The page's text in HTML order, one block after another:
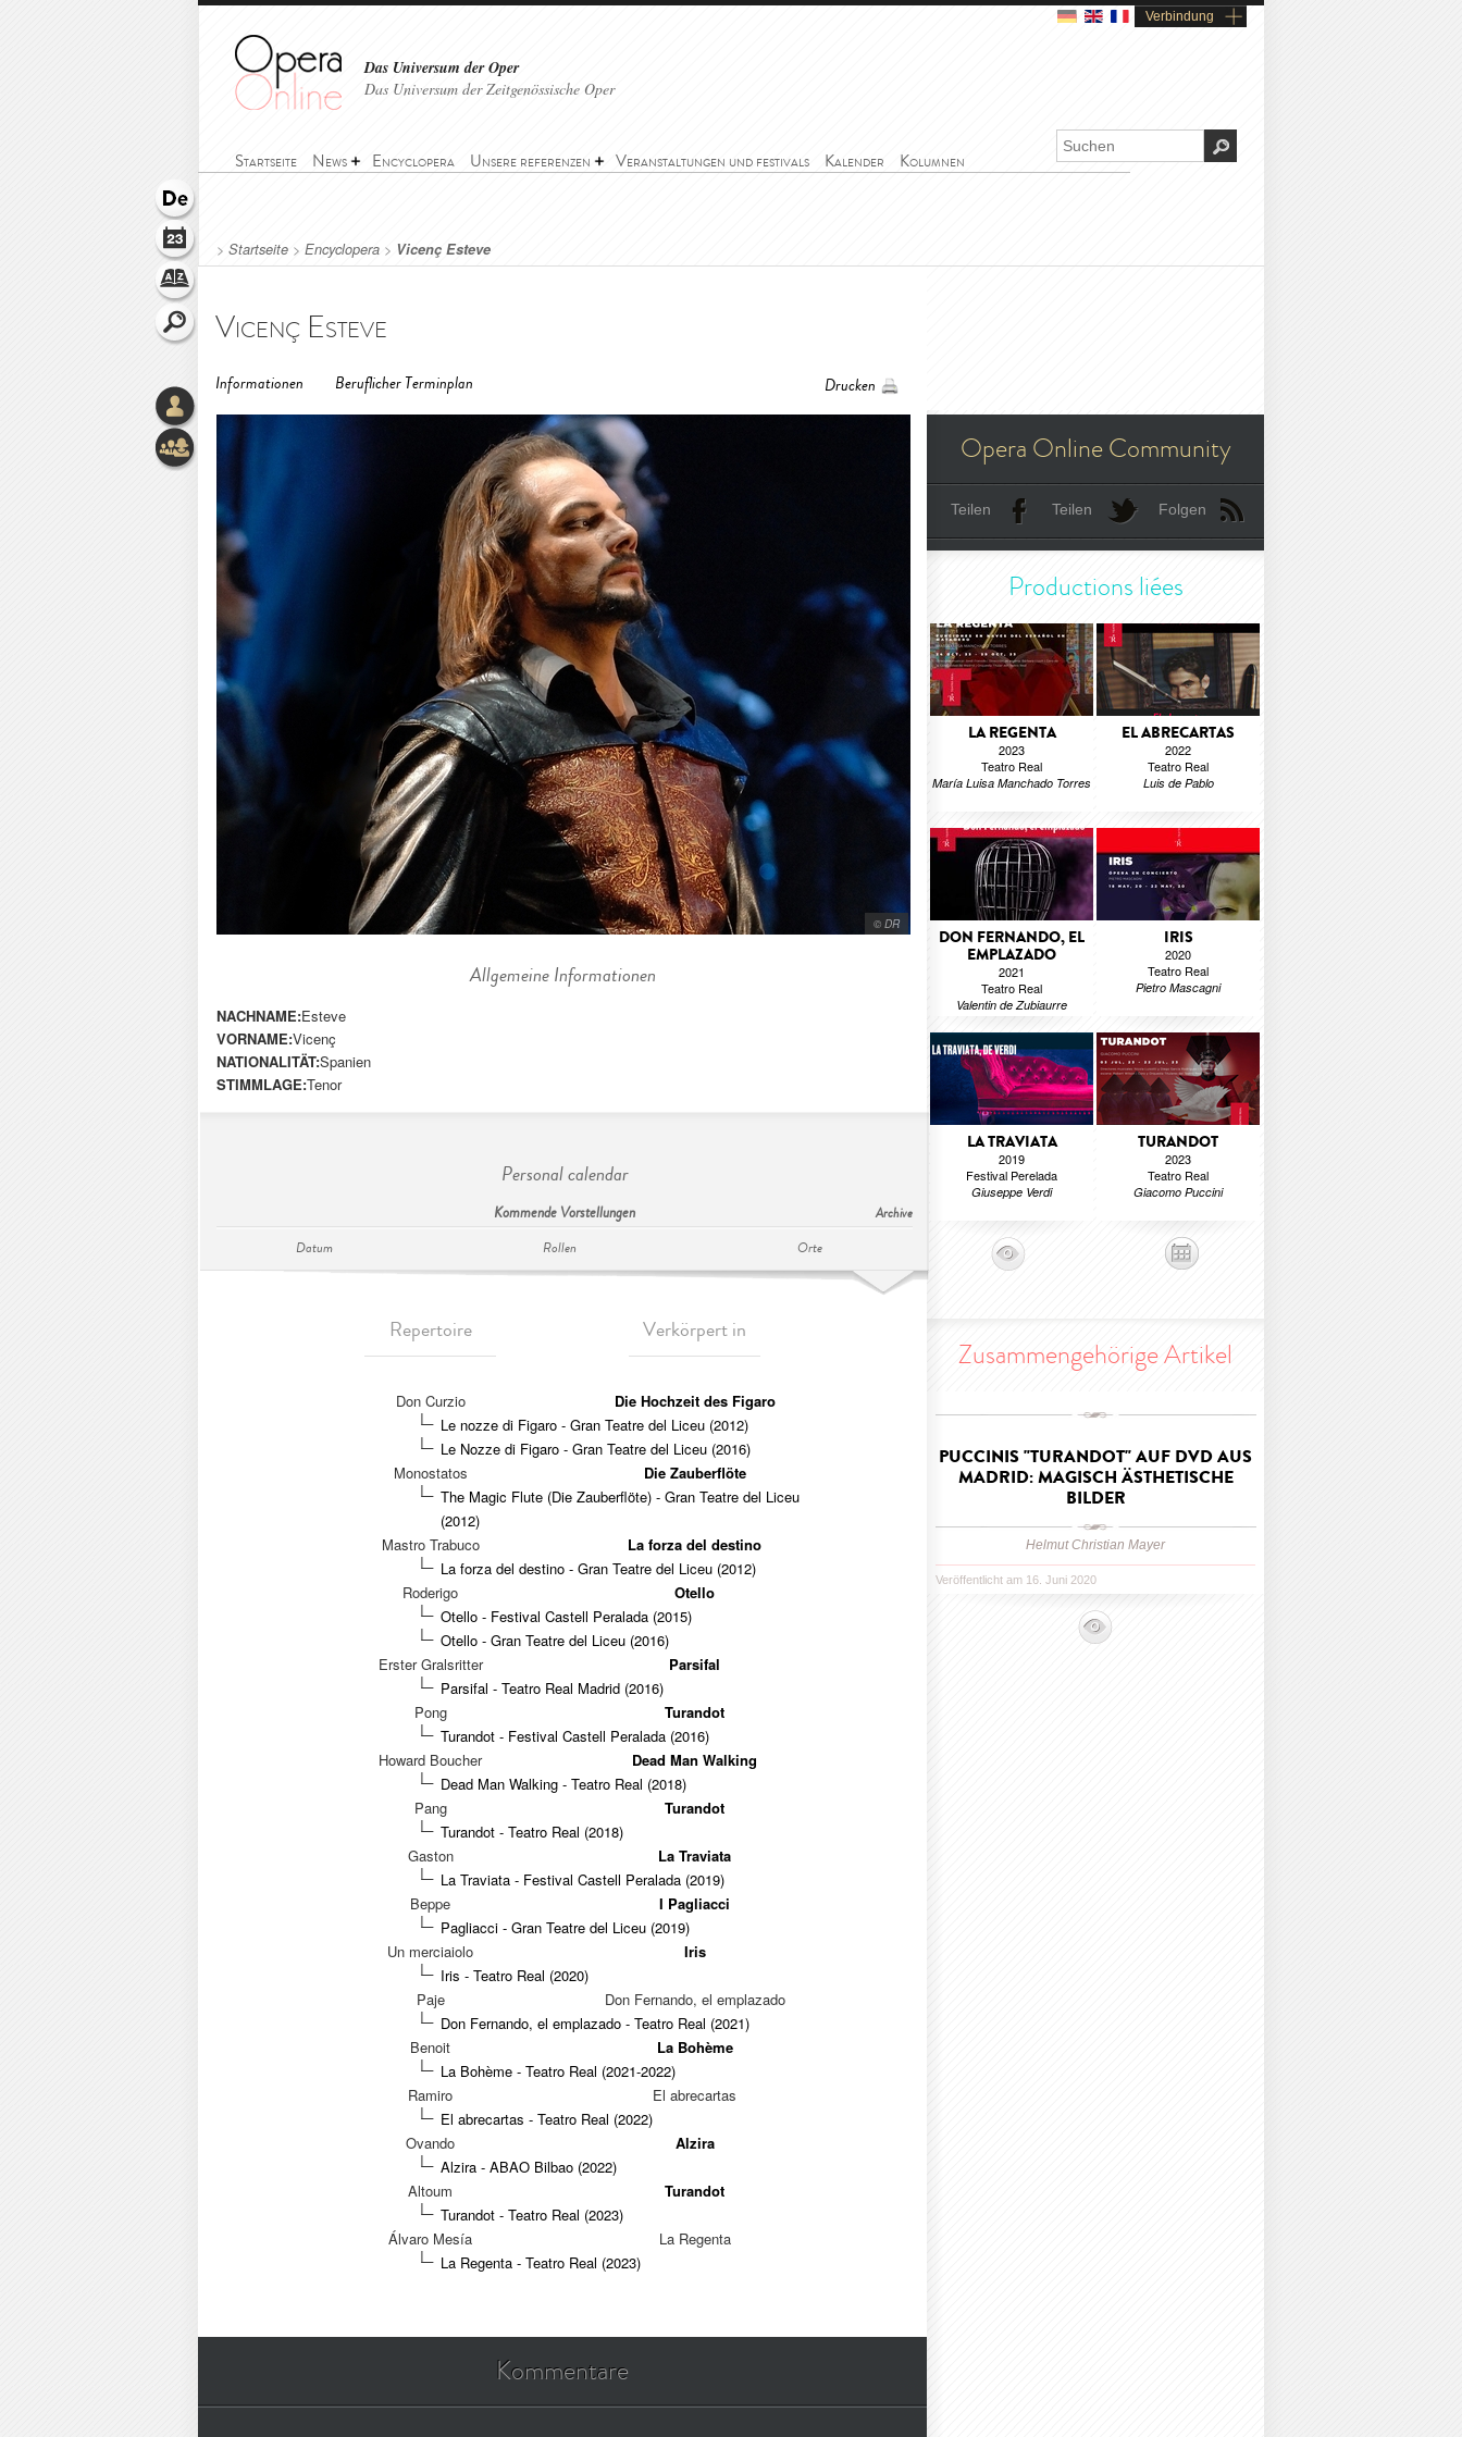
Verbindung
Das Universum der Oper
Das Universum der Zeitgenössische Oper
Startseite News Encyclopera Unsere referenzen Veranstaltungen und festivals Kalender Kolumnen
> Startseite > Encyclopera > Vicenç Esteve
Vicenç Esteve
Informationen Beruflicher Terminplan Drucken
© DR
Allgemeine Informationen
NACHNAME:Esteve
VORNAME:Vicenç
NATIONALITÄT:Spanien
STIMMLAGE:Tenor
Personal calendar
Kommende Vorstellungen Archive
Datum Rollen Orte
Repertoire Verkörpert in
Don Curzio
Die Hochzeit des Figaro
Le nozze di Figaro - Gran Teatre del Liceu (2012)
Le Nozze di Figaro - Gran Teatre del Liceu (2016)
Monostatos
Die Zauberflöte
The Magic Flute (Die Zauberflöte) - Gran Teatre del Liceu
(2012)
Mastro Trabuco
La forza del destino
La forza del destino - Gran Teatre del Liceu (2012)
Roderigo
Otello
Otello - Festival Castell Peralada (2015)
Otello - Gran Teatre del Liceu (2016)
Erster Gralsritter
Parsifal
Parsifal - Teatro Real Madrid (2016)
Pong
Turandot
Turandot - Festival Castell Peralada (2016)
Howard Boucher
Dead Man Walking
Dead Man Walking - Teatro Real (2018)
Pang
Turandot
Turandot - Teatro Real (2018)
Gaston
La Traviata
La Traviata - Festival Castell Peralada (2019)
Beppe
I Pagliacci
Pagliacci - Gran Teatre del Liceu (2019)
Un merciaiolo
Iris
Iris - Teatro Real (2020)
Paje
Don Fernando, el emplazado
Don Fernando, el emplazado - Teatro Real (2021)
Benoit
La Bohème
La Bohème - Teatro Real (2021-2022)
Ramiro
El abrecartas
El abrecartas - Teatro Real (2022)
Ovando
Alzira
Alzira - ABAO Bilbao (2022)
Altoum
Turandot
Turandot - Teatro Real (2023)
Álvaro Mesía
La Regenta
La Regenta - Teatro Real (2023)
Kommentare
Opera Online Community
Teilen Teilen Folgen
Productions liées
LA REGENTA
2023
Teatro Real
María Luisa Manchado Torres
EL ABRECARTAS
2022
Teatro Real
Luis de Pablo
DON FERNANDO, EL
EMPLAZADO
2021
Teatro Real
Valentin de Zubiaurre
IRIS
2020
Teatro Real
Pietro Mascagni
LA TRAVIATA
2019
Festival Perelada
Giuseppe Verdi
TURANDOT
2023
Teatro Real
Giacomo Puccini
Zusammengehörige Artikel
PUCCINIS "TURANDOT" AUF DVD AUS
MADRID: MAGISCH ÄSTHETISCHE
BILDER
Helmut Christian Mayer
Veröffentlicht am 16. Juni 2020